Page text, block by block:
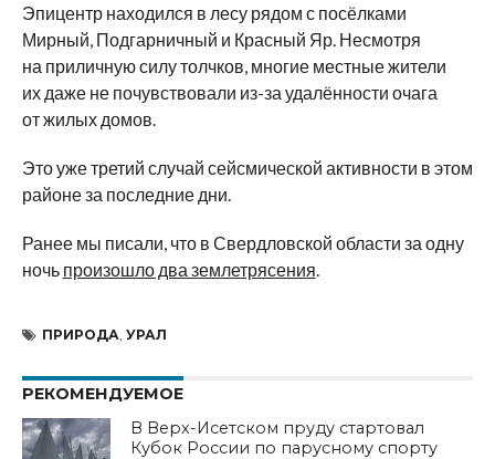
Эпицентр находился в лесу рядом с посёлками
Мирный, Подгарничный и Красный Яр. Несмотря
на приличную силу толчков, многие местные жители
их даже не почувствовали из-за удалённости очага
от жилых домов.
Это уже третий случай сейсмической активности в этом
районе за последние дни.
Ранее мы писали, что в Свердловской области за одну
ночь произошло два землетрясения
ПРИРОДА УРАЛ
РЕКОМЕНДУЕМОЕ
В Верх-Исетском пруду стартовал
Кубок России по парусному спорту